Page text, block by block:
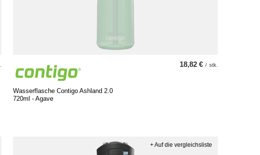
Wasserflasche Contigo Ashland 2.0
720ml - Agave
18,82 € / stk.
+ Auf die vergleichsliste